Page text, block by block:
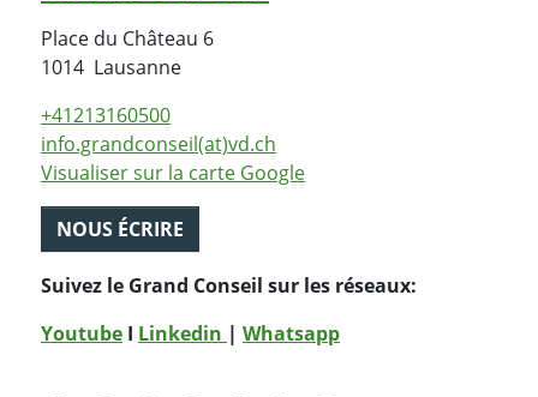
Place du Château 6
1014 LausanneSuisse
+41213160500
info.grandconseil(at)vd.ch
Visualiser sur la carte Google
NOUS ÉCRIRE
Suivez le Grand Conseil sur les réseaux:
Youtube I Linkedin | Whatsapp